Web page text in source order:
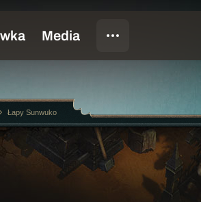
Łapy Sunwuko